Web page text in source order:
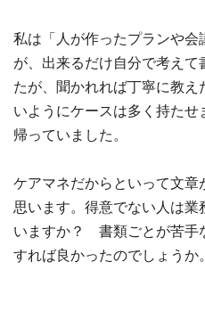
私は「人が作ったプランや
が、出来るだけ自分で考え
たが、聞かれれば丁寧に教
いようにケースは多く持た
帰っていました。
ケアマネだからといって文章
思います。得意でない人は
いますか？ 書類ごとが苦手
すれば良かったのでしょうか。